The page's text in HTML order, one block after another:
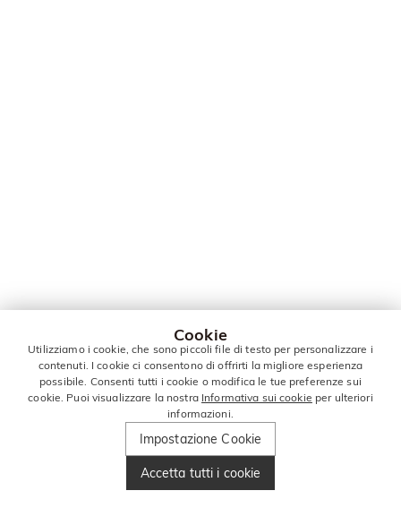
Cookie
Utilizziamo i cookie, che sono piccoli file di testo per personalizzare i
contenuti. I cookie ci consentono di offrirti la migliore esperienza
possibile. Consenti tutti i cookie o modifica le tue preferenze sui
cookie. Puoi visualizzare la nostra Informativa sui cookie per ulteriori
informazioni.
Impostazione Cookie
Accetta tutti i cookie